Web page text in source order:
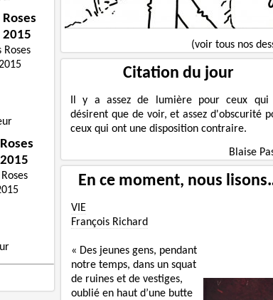
2015
(voir tous nos
Citation du jour
Il y a assez de lumière pour ceux qui
désirent que de voir, et assez d'obscurité
ceux qui ont une disposition contraire.
Blaise
En ce moment, nous
VIE
François Richard
« Des jeunes gens, pendant
notre temps, dans un squat
de ruines et de vestiges,
oublié en haut d’une butte